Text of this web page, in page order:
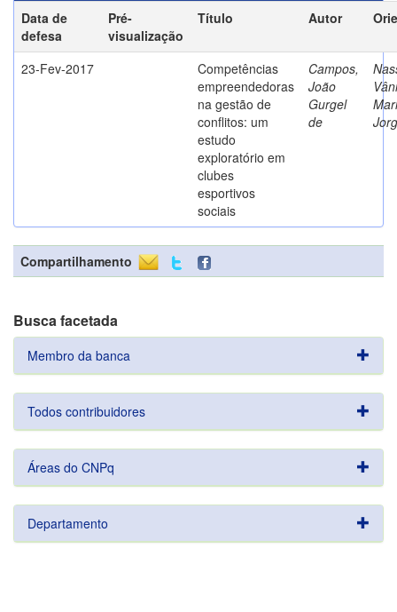
Data de
defesa
Pré-
visualização
Título Autor
23-Fev-2017
Competências
empreendedoras
na gestão de
conflitos: um
estudo
exploratório em
clubes
esportivos
sociais
Campos,
João
Gurgel
de
Compartilhamento
Busca facetada
Membro da banca
Todos contribuidores
Áreas do CNPq
Departamento